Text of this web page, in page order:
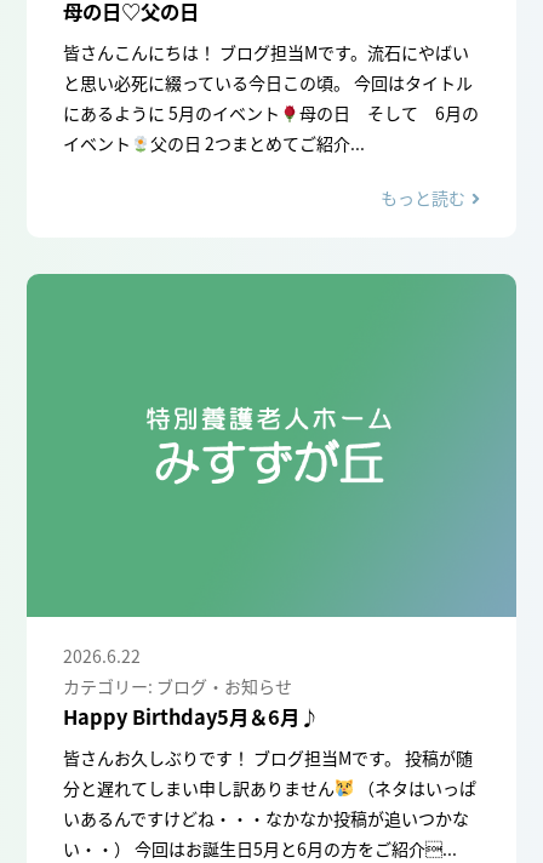
母の日♡父の日
皆さんこんにちは！ ブログ担当Mです。流石にやばい
と思い必死に綴っている今日この頃。 今回はタイトル
にあるように 5月のイベント
母の日 そして 6月の
イベント
父の日 2つまとめてご紹介...
もっと読む
Happy Birthday5月＆6月♪
皆さんお久しぶりです！ ブログ担当Mです。 投稿が随
分と遅れてしまい申し訳ありません
（ネタはいっぱ
いあるんですけどね・・・なかなか投稿が追いつかな
い・・） 今回はお誕生日5月と6月の方をご紹介...
2026.6.22
カテゴリー: ブログ・お知らせ